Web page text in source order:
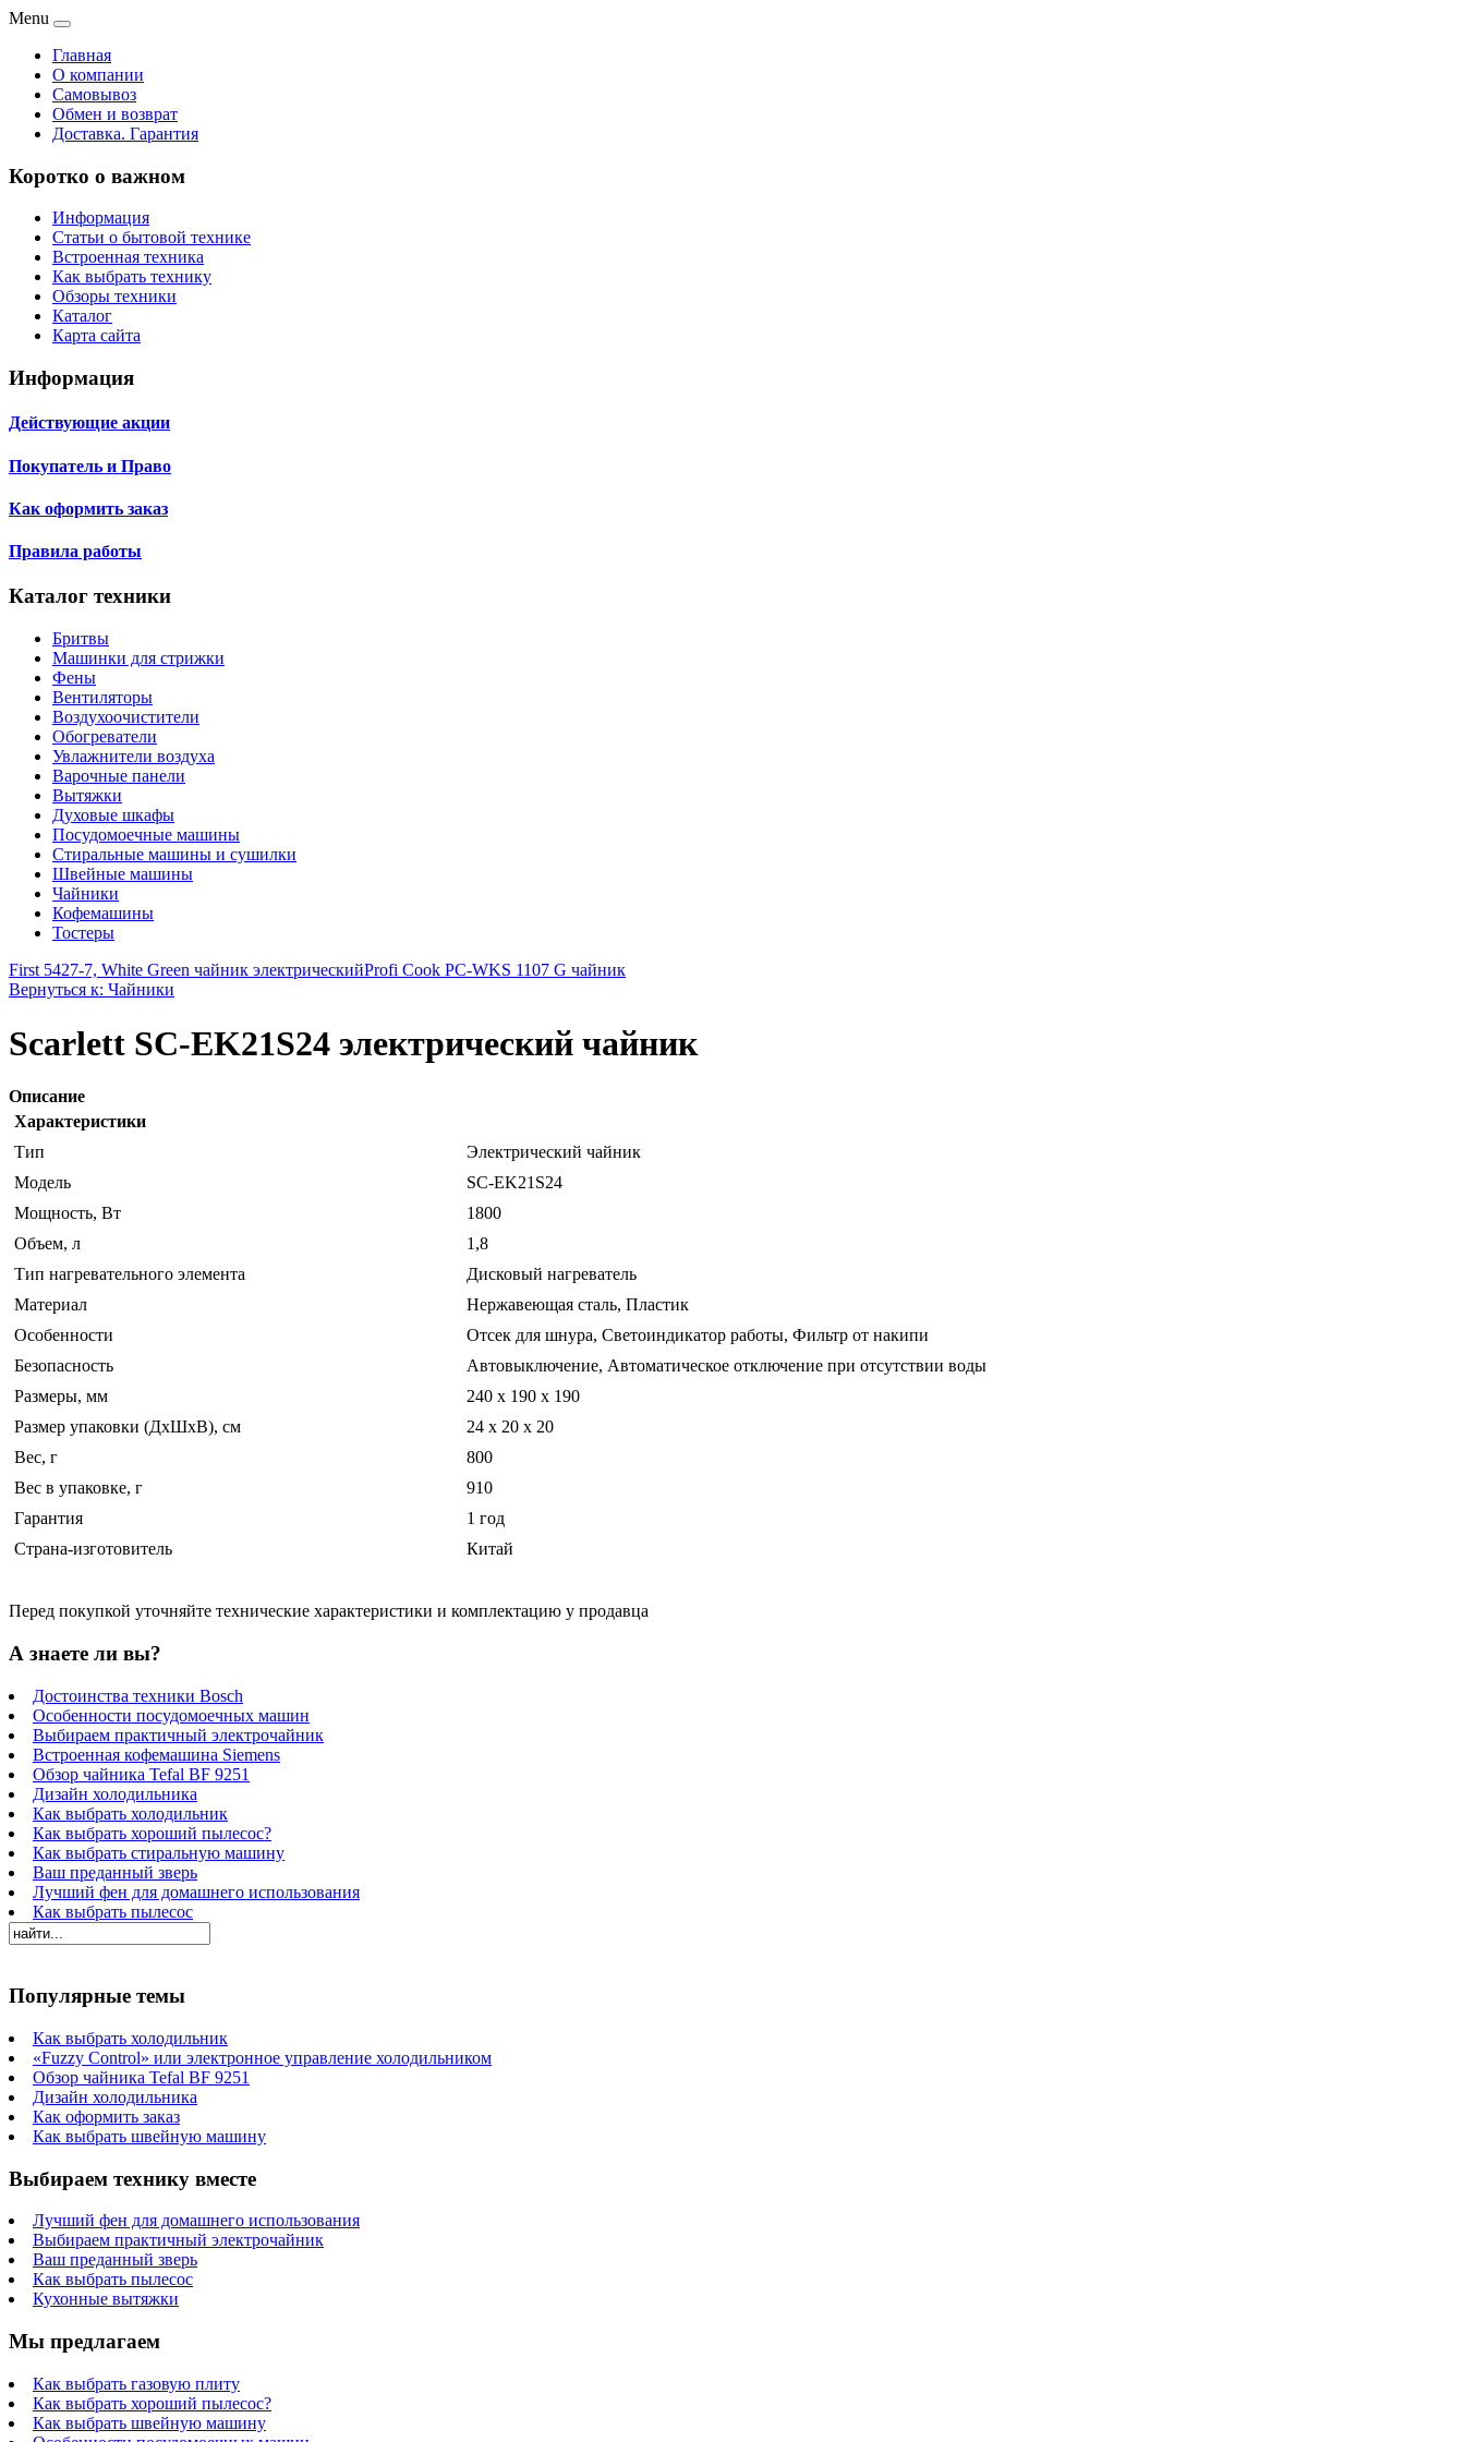
Menu
Главная
О компании
Самовывоз
Обмен и возврат
Доставка. Гарантия
Коротко о важном
Информация
Статьи о бытовой технике
Встроенная техника
Как выбрать технику
Обзоры техники
Каталог
Карта сайта
Информация
Действующие акции
Покупатель и Право
Как оформить заказ
Правила работы
Каталог техники
Бритвы
Машинки для стрижки
Фены
Вентиляторы
Воздухоочистители
Обогреватели
Увлажнители воздуха
Варочные панели
Вытяжки
Духовые шкафы
Посудомоечные машины
Стиральные машины и сушилки
Швейные машины
Чайники
Кофемашины
Тостеры
First 5427-7, White Green чайник электрическийProfi Cook PC-WKS 1107 G чайник
Вернуться к: Чайники
Scarlett SC-EK21S24 электрический чайник
Описание
Характеристики
Тип
Электрический чайник
Модель
SC-EK21S24
Мощность, Вт
1800
Объем, л
1,8
Тип нагревательного элемента
Дисковый нагреватель
Материал
Нержавеющая сталь, Пластик
Особенности
Отсек для шнура, Светоиндикатор работы, Фильтр от накипи
Безопасность
Автовыключение, Автоматическое отключение при отсутствии воды
Размеры, мм
240 x 190 x 190
Размер упаковки (ДхШхВ), см
24 x 20 x 20
Вес, г
800
Вес в упаковке, г
910
Гарантия
1 год
Страна-изготовитель
Китай
Перед покупкой уточняйте технические характеристики и комплектацию у продавца
А знаете ли вы?
Достоинства техники Bosch
Особенности посудомоечных машин
Выбираем практичный электрочайник
Встроенная кофемашина Siemens
Обзор чайника Tefal BF 9251
Дизайн холодильника
Как выбрать холодильник
Как выбрать хороший пылесос?
Как выбрать стиральную машину
Ваш преданный зверь
Лучший фен для домашнего использования
Как выбрать пылесос
Популярные темы
Как выбрать холодильник
«Fuzzy Control» или электронное управление холодильником
Обзор чайника Tefal BF 9251
Дизайн холодильника
Как оформить заказ
Как выбрать швейную машину
Выбираем технику вместе
Лучший фен для домашнего использования
Выбираем практичный электрочайник
Ваш преданный зверь
Как выбрать пылесос
Кухонные вытяжки
Мы предлагаем
Как выбрать газовую плиту
Как выбрать хороший пылесос?
Как выбрать швейную машину